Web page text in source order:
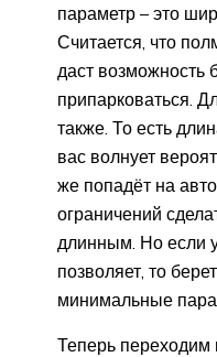
параметр – это
Считается, что
даст возможность
припарковаться.
также. То есть
вас волнует
же попадёт на
ограничений
длинным. Но если
позволяет, то
минимальные
Теперь переходим